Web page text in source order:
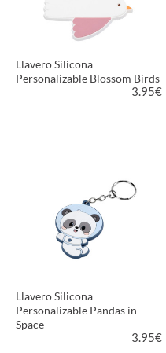
Llavero Silicona
Personalizable Blossom Birds
3.95€
Llavero Silicona
Personalizable Pandas in
Space
3.95€